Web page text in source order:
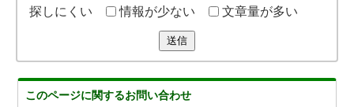
探しにくい
情報が少ない 文章量が多い
送信
このページに関するお問い合わせ